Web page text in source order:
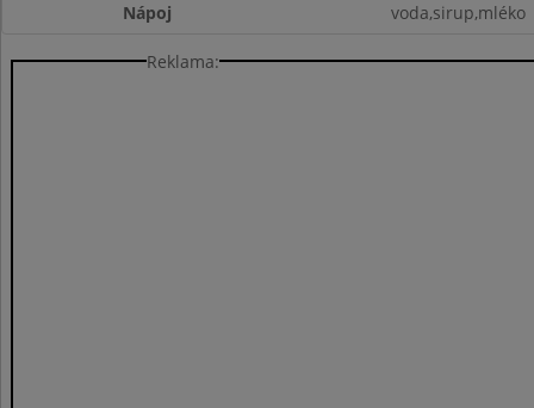
Nápoj
voda,sirup,mléko
Reklama: